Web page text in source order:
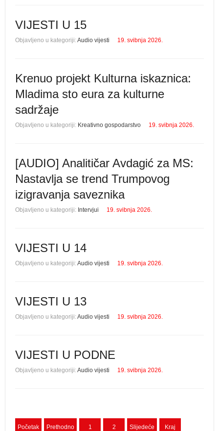
VIJESTI U 15
Objavljeno u kategoriji:Audio vijesti 19. svibnja 2026.
Krenuo projekt Kulturna iskaznica:
Mladima sto eura za kulturne
sadržaje
Objavljeno u kategoriji: Kreativno gospodarstvo 19. svibnja 2026.
[AUDIO] Analitičar Avdagić za MS:
Nastavlja se trend Trumpovog
izigravanja saveznika
Objavljeno u kategoriji: Intervjui 19. svibnja 2026.
VIJESTI U 14
Objavljeno u kategoriji:Audio vijesti 19. svibnja 2026.
VIJESTI U 13
Objavljeno u kategoriji:Audio vijesti 19. svibnja 2026.
VIJESTI U PODNE
Objavljeno u kategoriji:Audio vijesti 19. svibnja 2026.
Početak Prethodno 1 2 Slijedeće Kraj